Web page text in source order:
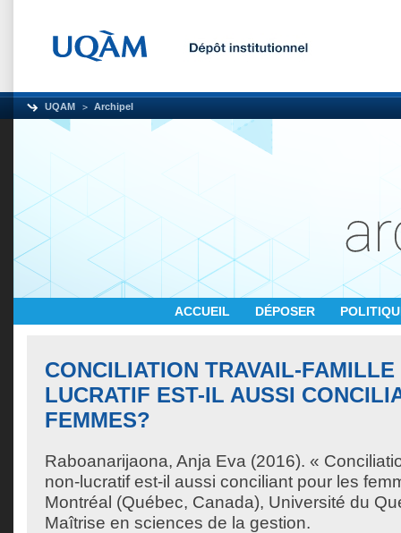
UQAM Archipel
ACCUEIL DÉPOSER
CONCILIATION TRAVAIL-
LUCRATIF EST-IL AUSSI
FEMMES?
Raboanarijaona, Anja Eva (2016). «
non-lucratif est-il aussi conciliant pour les
Montréal (Québec, Canada), Université du
Maîtrise en sciences de la gestion.